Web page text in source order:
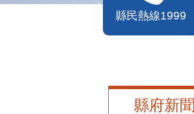
縣民熱線1999
縣府新聞